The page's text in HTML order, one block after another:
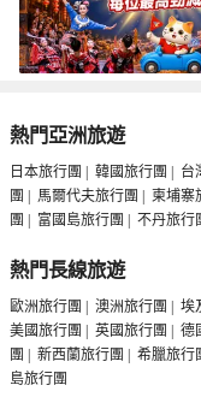
熱門亞洲旅遊
日本旅行團 | 韓國旅行團 | 台
團 | 馬爾代夫旅行團 | 柬埔寨
團 | 富國島旅行團 | 不丹旅行
熱門長線旅遊
歐洲旅行團 | 澳洲旅行團 | 埃
美國旅行團 | 英國旅行團 | 德
團 | 新西蘭旅行團 | 希臘旅行
島旅行團